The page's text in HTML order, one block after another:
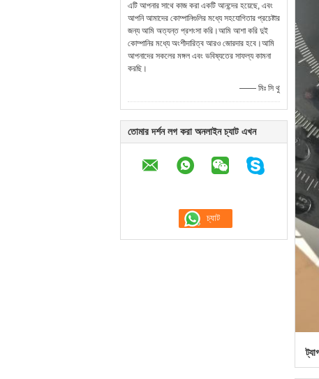
এটি আপনার সাথে কাজ করা একটি আনন্দের হয়েছে, এবং
আপনি আমাদের কোম্পানিগুলির মধ্যে সহযোগিতার প্রচেষ্টার
জন্য আমি অত্যন্ত প্রশংসা করি।আমি আশা করি দুই
কোম্পানির মধ্যে অংশীদারিত্ব আরও জোরদার হবে।আমি
আপনাদের সকলের মঙ্গল এবং ভবিষ্যতের সাফল্য কামনা
করছি।
—— মিঃ সি থু
তোমার দর্শন লগ করা অনলাইন চ্যাট এখন